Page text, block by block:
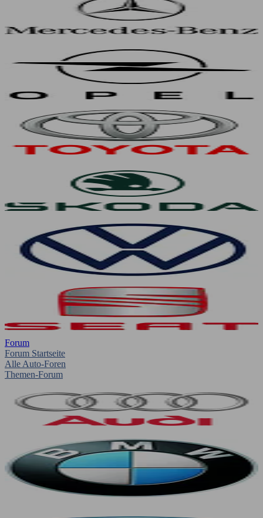
Forum
Forum Startseite
Alle Auto-Foren
Themen-Forum